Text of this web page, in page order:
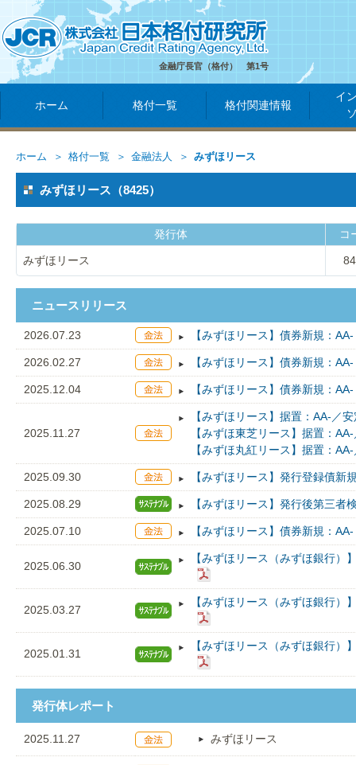
金融庁長官（格付） 第1号
ホーム 格付一覧 格付関連情報
イ
ホーム 格付一覧 金融法人 みずほリース
みずほリース（8425）
発行体 コ
みずほリース
ニュースリリース
2026.07.23 【みずほリース】債券新規：AA-
2026.02.27 【みずほリース】債券新規：AA-
2025.12.04 【みずほリース】債券新規：AA-
2025.11.27
【みずほリース】据置：AA-／
【みずほ東芝リース】据置：
【みずほ丸紅リース】据置：
2025.09.30 【みずほリース】発行登録債新
2025.08.29 【みずほリース】発行後第三者
2025.07.10 【みずほリース】債券新規：AA-
2025.06.30
【みずほリース（みずほ銀行
2025.03.27
【みずほリース（みずほ銀行
2025.01.31
【みずほリース（みずほ銀行
発行体レポート
2025.11.27 みずほリース